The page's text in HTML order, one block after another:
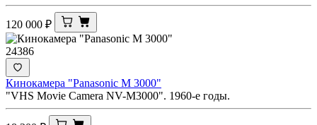
120 000 ₽
24386
Кинокамера "Panasonic M 3000"
"VHS Movie Camera NV-M3000". 1960-е годы.